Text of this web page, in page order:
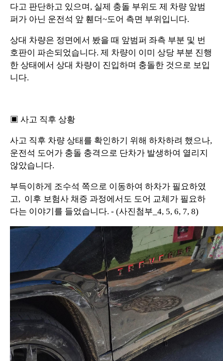
다고 판단하고 있으며, 실제 충돌 부위도 제 차량 앞범
퍼가 아닌 운전석 앞 휀더~도어 측면 부위입니다.
상대 차량은 정면에서 봤을 때 앞범퍼 좌측 부분 및 번
호판이 파손되었습니다. 제 차량이 이미 상당 부분 진행
한 상태에서 상대 차량이 진입하며 충돌한 것으로 보입
니다.
▣ 사고 직후 상황
사고 직후 차량 상태를 확인하기 위해 하차하려 했으나,
운전석 도어가 충돌 충격으로 단차가 발생하여 열리지
않았습니다.
부득이하게 조수석 쪽으로 이동하여 하차가 필요하였
고, 이후 보험사 채증 과정에서도 도어 교체가 필요하
다는 이야기를 들었습니다. - (사진첨부_4, 5, 6, 7, 8)